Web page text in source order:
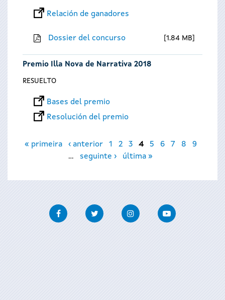
Relación de ganadores
Dossier del concurso 1.84 MB
Premio Illa Nova de Narrativa 2018
RESUELTO
Bases del premio
Resolución del premio
Páginas
« primeira ‹ anterior 1 2 3 4 5 6 7 8
9
…
seguinte › última »
FacebookTwitter InstagramYoutube